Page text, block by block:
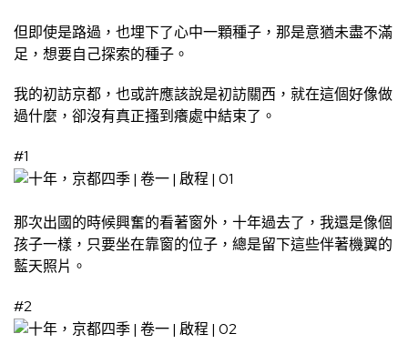
但即使是路過，也埋下了心中一顆種子，那是意猶未盡不滿
足，想要自己探索的種子。
我的初訪京都，也或許應該說是初訪關西，就在這個好像做
過什麼，卻沒有真正搔到癢處中結束了。
#1
那次出國的時候興奮的看著窗外，十年過去了，我還是像個
孩子一樣，只要坐在靠窗的位子，總是留下這些伴著機翼的
藍天照片。
#2